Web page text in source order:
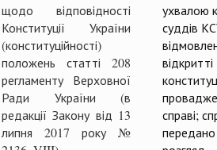
щодо відповідності
Конституції України
(конституційності)
положень статті 208
регламенту Верховної
Ради України (в
редакції Закону від 13
липня 2017 року №
ухвалою
суддів
відкритті
справі;